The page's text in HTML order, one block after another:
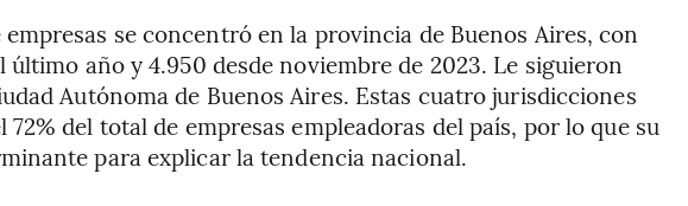
se concentró en la provincia de Buenos Aires, con
año y 4.950 desde noviembre de 2023. Le siguieron
Autónoma de Buenos Aires. Estas cuatro jurisdicciones
del total de empresas empleadoras del país, por lo que su
para explicar la tendencia nacional.